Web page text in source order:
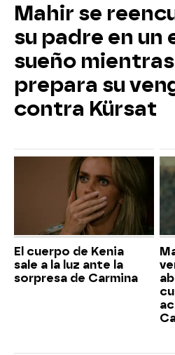
Mahir se
su padre en un
sueño
prepara su
contra Kürsat
El cuerpo de Kenia
sale a la luz ante la
sorpresa de Carmina